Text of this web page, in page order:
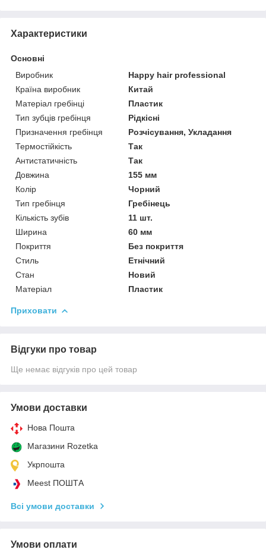
Характеристики
Основні
Виробник
Happy hair professional
Країна виробник
Китай
Матеріал гребінці
Пластик
Тип зубців гребінця
Рідкісні
Призначення гребінця
Розчісування, Укладання
Термостійкість
Так
Антистатичність
Так
Довжина
155 мм
Колір
Чорний
Тип гребінця
Гребінець
Кількість зубів
11 шт.
Ширина
60 мм
Покриття
Без покриття
Стиль
Етнічний
Стан
Новий
Матеріал
Пластик
Приховати
Відгуки про товар
Ще немає відгуків про цей товар
Умови доставки
Нова Пошта
Магазини Rozetka
Укрпошта
Meest ПОШТА
Всі умови доставки
Умови оплати